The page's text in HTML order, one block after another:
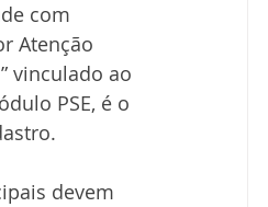
com
Atenção
vinculado ao
PSE, é o
devem